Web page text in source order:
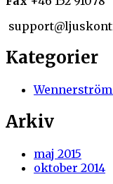
Kategorier
Arkiv
maj 2015
oktober 2014